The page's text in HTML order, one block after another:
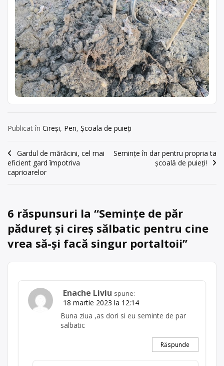
Publicat în Cireși, Peri, Școala de puieți
Navigare
în
Gardul de mărăcini, cel mai
eficient gard împotriva
caprioarelor
Semințe în dar pentru propria ta
școală de puieți!
6 răspunsuri la “Semințe de păr
pădureț și cireș sălbatic pentru cine
vrea să-și facă singur portaltoii”
Enache Liviu spune:
18 martie 2023 la 12:14
Buna ziua ,as dori si eu seminte de par
salbatic
Răspunde